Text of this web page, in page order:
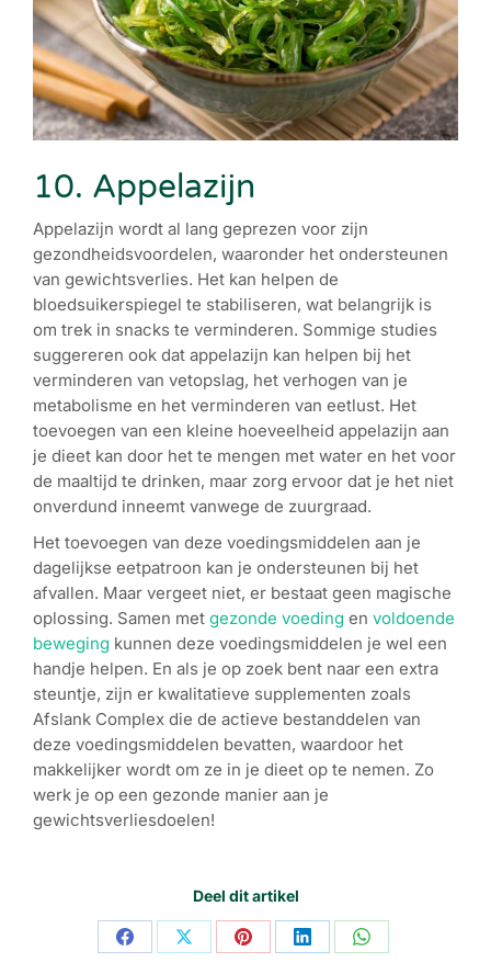
10. Appelazijn
Appelazijn wordt al lang geprezen voor zijn
gezondheidsvoordelen, waaronder het ondersteunen
van gewichtsverlies. Het kan helpen de
bloedsuikerspiegel te stabiliseren, wat belangrijk is
om trek in snacks te verminderen. Sommige studies
suggereren ook dat appelazijn kan helpen bij het
verminderen van vetopslag, het verhogen van je
metabolisme en het verminderen van eetlust. Het
toevoegen van een kleine hoeveelheid appelazijn aan
je dieet kan door het te mengen met water en het voor
de maaltijd te drinken, maar zorg ervoor dat je het niet
onverdund inneemt vanwege de zuurgraad.
Het toevoegen van deze voedingsmiddelen aan je
dagelijkse eetpatroon kan je ondersteunen bij het
afvallen. Maar vergeet niet, er bestaat geen magische
oplossing. Samen met gezonde voeding en voldoende
beweging kunnen deze voedingsmiddelen je wel een
handje helpen. En als je op zoek bent naar een extra
steuntje, zijn er kwalitatieve supplementen zoals
Afslank Complex die de actieve bestanddelen van
deze voedingsmiddelen bevatten, waardoor het
makkelijker wordt om ze in je dieet op te nemen. Zo
werk je op een gezonde manier aan je
gewichtsverliesdoelen!
Deel dit artikel
Share Share Share Share Share